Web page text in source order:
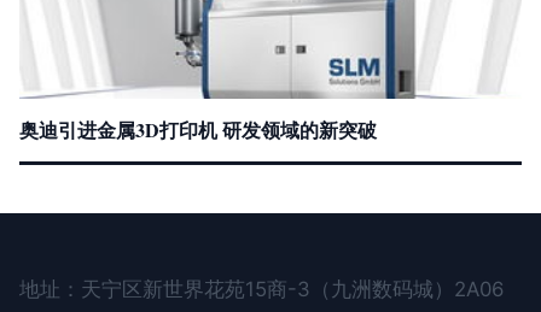
奥迪引进金属3D打印机 研发领域的新突破
地址：天宁区新世界花苑15商-3（九洲数码城）2A06